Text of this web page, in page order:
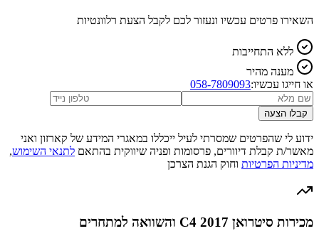
השאירו פרטים עכשיו ונעזור לכם לקבל הצעת רלוונטיות
ללא התחייבות
מענה מהיר
או חייגו עכשיו:058-7809093
קבלו הצעה
ידוע לי שהפרטים שמסרתי לעיל ייכללו במאגרי המידע של קארזון ואני
מאשר/ת קבלת דיוורים, פרסומות ופניה שיווקית בהתאם לתנאי השימוש,
מדיניות הפרטיות וחוק הגנת הצרכן
מכירות סיטרואן C4 2017 והשוואה למתחרים